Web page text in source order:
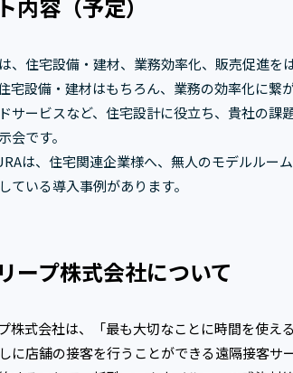
内容（予定）
、住宅設備・建材、業務効率化、販売促進
宅設備・建材はもちろん、業務の効率化に繋
サービスなど、住宅設計に役立ち、貴社の
会です。
は、住宅関連企業様へ、無人のモデルルー
ている導入事例があります。
ープ株式会社について
株式会社は、「最も大切なことに時間を使え
に店舗の接客を行うことができる遠隔接客サ